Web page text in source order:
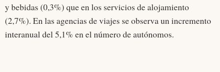
y bebidas (0,3%) que en los servicios de alojamiento
(2,7%). En las agencias de viajes se observa un incremento
interanual del 5,1% en el número de autónomos.